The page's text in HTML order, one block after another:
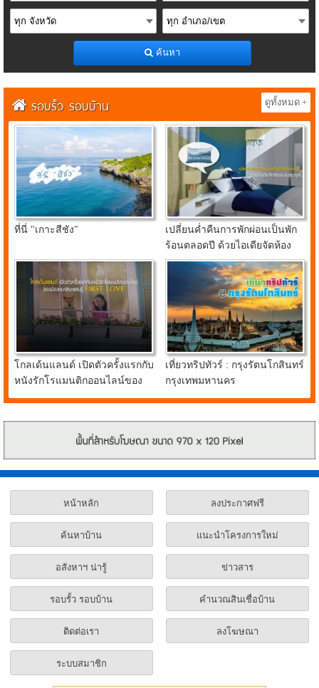
ค้นหา
รอบรั้ว รอบบ้าน ดูทั้งหมด +
ที่นี่ "เกาะสีชัง"
เปลี่ยนค่ำคืนการพักผ่อนเป็นพัก
ร้อนตลอดปี ด้วยไอเดียจัดห้อง
นอนสุดคูลจาก อินเด็กซ์ ลิฟวิ่ง
โกลเด้นแลนด์ เปิดตัวครั้งแรกกับ
หนังรักโรแมนติกออนไลน์ของ
น้องหมาชิบะแสนรู้ FIRST
เที่ยวทริปทัวร์ : กรุงรัตนโกสินทร์
กรุงเทพมหานคร
หน้าหลัก ลงประกาศฟรี
ค้นหาบ้าน แนะนำโครงการใหม่
อสังหาฯ น่ารู้ ข่าวสาร
รอบรั้ว รอบบ้าน คำนวณสินเชื่อบ้าน
ติดต่อเรา ลงโฆษณา
ระบบสมาชิก